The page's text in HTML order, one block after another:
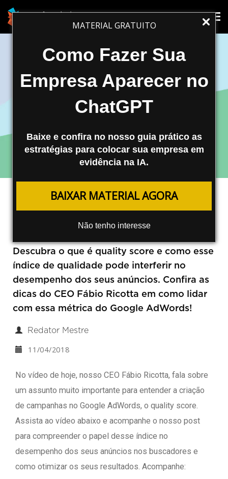
MATERIAL GRATUITO
Como Fazer Sua
Empresa Aparecer no
ChatGPT
Baixe e confira no nosso guia prático as
estratégias para colocar sua empresa em
evidência na IA.
BAIXAR MATERIAL AGORA
Não tenho interesse
O Que é Quality Score e Como Isso
Afeta os Anúncios?
Descubra o que é quality score e como esse
índice de qualidade pode interferir no
desempenho dos seus anúncios. Confira as
dicas do CEO Fábio Ricotta em como lidar
com essa métrica do Google AdWords!
Redator Mestre
11/04/2018
No vídeo de hoje, nosso CEO Fábio Ricotta, fala sobre
um assunto muito importante para entender a criação
de campanhas no Google AdWords, o quality score.
Assista ao vídeo abaixo e acompanhe o nosso post
para compreender o papel desse índice no
desempenho dos seus anúncios nos buscadores e
como otimizar os seus resultados. Acompanhe: